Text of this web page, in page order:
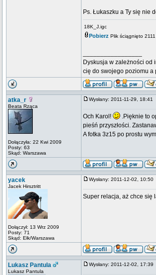
Ps. Łukaszku a Ty się nie
18K_J.igc
Pobierz Plik ściągnięto
Dyskusja w zależności od
cię do swojego poziomu
atka_r
Beata Rząca
Dołączyła: 22 Kwi 2009
Posty: 63
Skąd: Warszawa
Wysłany: 2011-11-29, 18:41
Och Karol!
.Pięknie to
pieśń przyszłości.
A fotka 3z15 po prostu
yacek
Jacek Hirsztritt
Dołączył: 13 Wrz 2009
Posty: 71
Skąd: Ełk/Warszawa
Wysłany: 2011-12-02, 10:50
Super relacja, aż chce się
Lukasz Pantula
Lukasz Pantula
Wysłany: 2011-12-02, 17:39